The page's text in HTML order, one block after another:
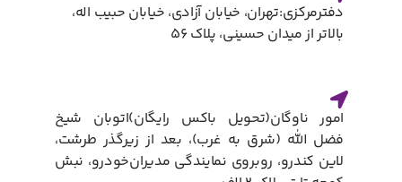
دفترمرکزی:تهران، خیابان آزادی، خیابان حبیب اله،
بالاتر از میدان حسینی، پلاک ۵۶
امور ناوگان(تحویل باکس رایگان)​اتوبان شیخ
فضل الله (شرق به غرب)، بعد از زیرگذر طرشت،
لاین کندرو، روبروی نمایندگی مدیران‌خودرو، نبش